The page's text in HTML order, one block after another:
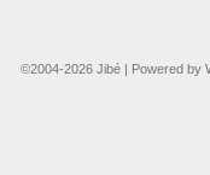
©2004-2026 Jibé | Powered by